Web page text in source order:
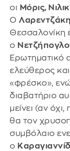
οι Μόρις,
Ο
Θεσσαλονίκη
ο
Ερωτηματικό
ελεύθερος
«φρέσκο»,
διαβατήριο
μείνει (αν
θα τον
συμβόλαιο
ο